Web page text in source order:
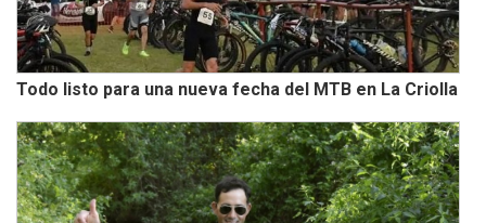
Todo listo para una nueva fecha del MTB en La Criolla